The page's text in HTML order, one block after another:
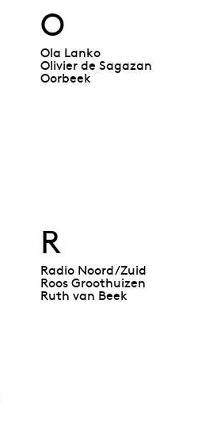
O
Ola Lanko
Olivier de Sagazan
Oorbeek
R
Radio Noord/Zuid
Roos Groothuizen
Ruth van Beek